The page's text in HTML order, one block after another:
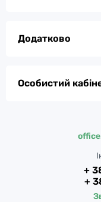
Додатково
Особистий
+
+